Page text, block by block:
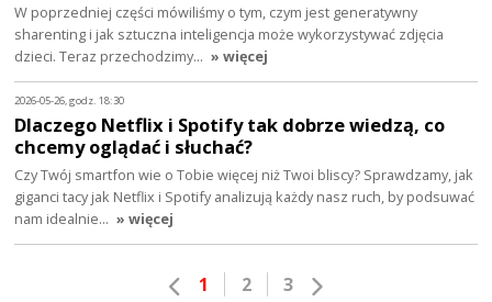
W poprzedniej części mówiliśmy o tym, czym jest generatywny
sharenting i jak sztuczna inteligencja może wykorzystywać zdjęcia
dzieci. Teraz przechodzimy… » więcej
2026-05-26, godz. 18:30
Dlaczego Netflix i Spotify tak dobrze wiedzą, co
chcemy oglądać i słuchać?
Czy Twój smartfon wie o Tobie więcej niż Twoi bliscy? Sprawdzamy, jak
giganci tacy jak Netflix i Spotify analizują każdy nasz ruch, by podsuwać
nam idealnie… » więcej
1 2 3